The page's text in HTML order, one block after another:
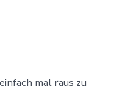
mal raus zu